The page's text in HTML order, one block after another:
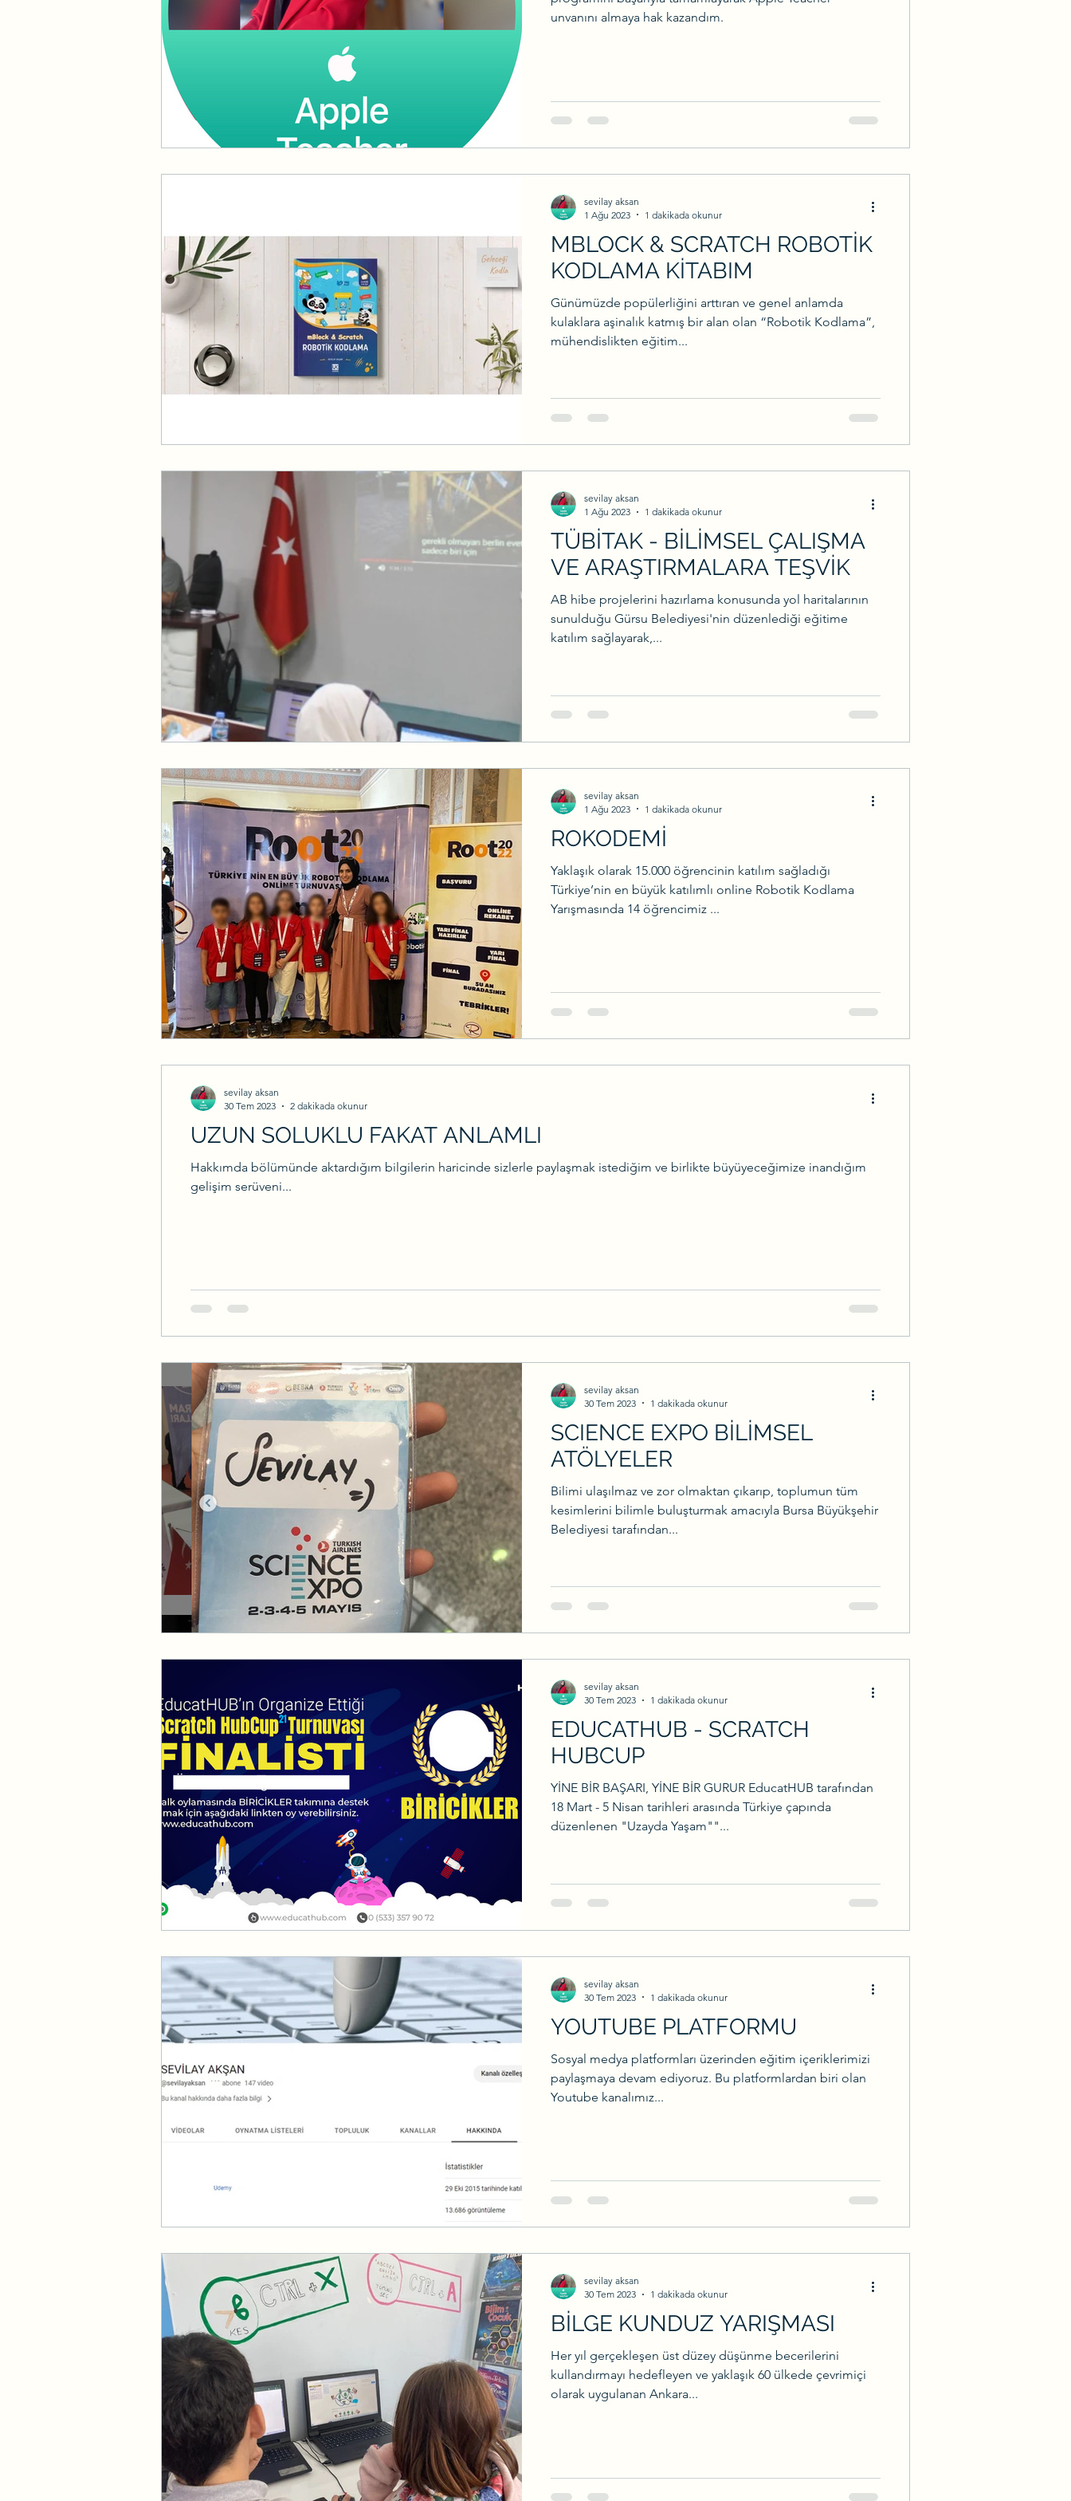
Eğitimlerimiz Başarılarımız
unvanını almaya hak kazandım.
MBLOCK & SCRATCH ROBOTİK
KODLAMA KİTABIM
Günümüzde popülerliğini arttıran ve genel anlamda
kulaklara aşinalık katmış bir alan olan “Robotik Kodlama”,
mühendislikten eğitim...
sevilay aksan
1 Ağu 2023
1 dakikada okunur
TÜBİTAK - BİLİMSEL ÇALIŞMA
VE ARAŞTIRMALARA TEŞVİK
AB hibe projelerini hazırlama konusunda yol haritalarının
sunulduğu Gürsu Belediyesi'nin düzenlediği eğitime
katılım sağlayarak,...
sevilay aksan
1 Ağu 2023
1 dakikada okunur
ROKODEMİ
Yaklaşık olarak 15.000 öğrencinin katılım sağladığı
Türkiye’nin en büyük katılımlı online Robotik Kodlama
Yarışmasında 14 öğrencimiz ...
sevilay aksan
1 Ağu 2023
1 dakikada okunur
UZUN SOLUKLU FAKAT ANLAMLI
Hakkımda bölümünde aktardığım bilgilerin haricinde sizlerle paylaşmak istediğim ve birlikte büyüyeceğimize inandığım
gelişim serüveni...
sevilay aksan
30 Tem 2023
2 dakikada okunur
SCIENCE EXPO BİLİMSEL
ATÖLYELER
Bilimi ulaşılmaz ve zor olmaktan çıkarıp, toplumun tüm
kesimlerini bilimle buluşturmak amacıyla Bursa Büyükşehir
Belediyesi tarafından...
sevilay aksan
30 Tem 2023
1 dakikada okunur
EDUCATHUB - SCRATCH
HUBCUP
YİNE BİR BAŞARI, YİNE BİR GURUR EducatHUB tarafından
18 Mart - 5 Nisan tarihleri arasında Türkiye çapında
düzenlenen "Uzayda Yaşam""...
sevilay aksan
30 Tem 2023
1 dakikada okunur
YOUTUBE PLATFORMU
Sosyal medya platformları üzerinden eğitim içeriklerimizi
paylaşmaya devam ediyoruz. Bu platformlardan biri olan
Youtube kanalımız...
sevilay aksan
30 Tem 2023
1 dakikada okunur
BİLGE KUNDUZ YARIŞMASI
Her yıl gerçekleşen üst düzey düşünme becerilerini
kullandırmayı hedefleyen ve yaklaşık 60 ülkede çevrimiçi
olarak uygulanan Ankara...
sevilay aksan
30 Tem 2023
1 dakikada okunur